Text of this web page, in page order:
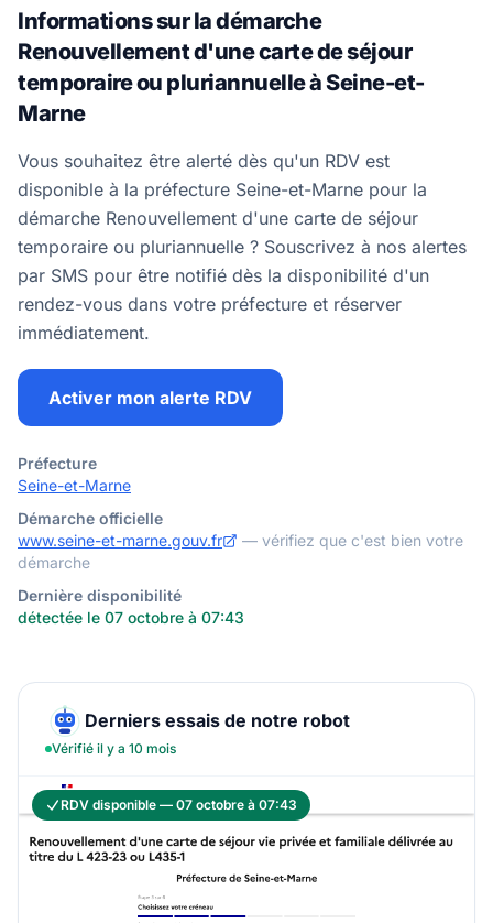
Informations sur la démarche
Renouvellement d'une carte de séjour
temporaire ou pluriannuelle à Seine-et-
Marne
Vous souhaitez être alerté dès qu'un RDV est
disponible à la préfecture Seine-et-Marne pour la
démarche Renouvellement d'une carte de séjour
temporaire ou pluriannuelle ? Souscrivez à nos alertes
par SMS pour être notifié dès la disponibilité d'un
rendez-vous dans votre préfecture et réserver
immédiatement.
Activer mon alerte RDV
Préfecture
Seine-et-Marne
Démarche officielle
www.seine-et-marne.gouv.fr
— vérifiez que c'est bien votre
démarche
Dernière disponibilité
détectée le 07 octobre à 07:43
Derniers essais de notre robot
Vérifié il y a 10 mois
RDV disponible — 07 octobre à 07:43